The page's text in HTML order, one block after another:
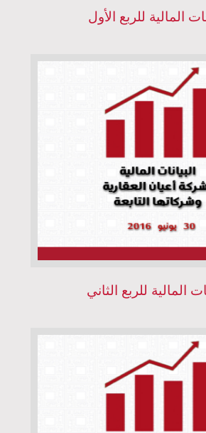
المالية للربع الأول
المالية للربع الثاني